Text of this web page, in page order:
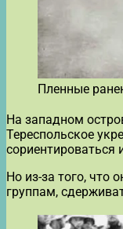
Пленные
На западном
Тереспольское
сориентироваться
Но из-за того, что
группам,